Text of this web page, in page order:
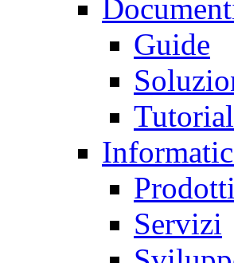
Guide
Tutorial
Prodotti
Servizi